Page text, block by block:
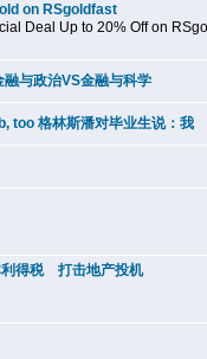
on RSgoldfast
Deal Up to 20% Off on
与政治VS金融与科学
too 格林斯潘对毕业生说：我
利得税 打击地产投机